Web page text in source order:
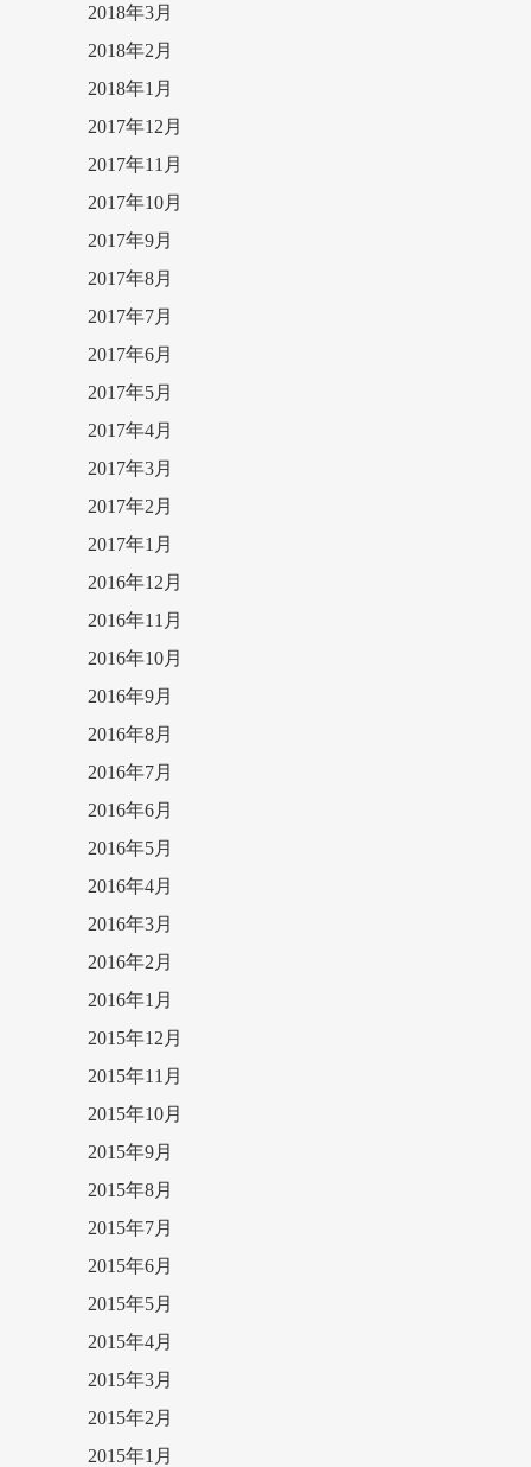
2018年3月
2018年2月
2018年1月
2017年12月
2017年11月
2017年10月
2017年9月
2017年8月
2017年7月
2017年6月
2017年5月
2017年4月
2017年3月
2017年2月
2017年1月
2016年12月
2016年11月
2016年10月
2016年9月
2016年8月
2016年7月
2016年6月
2016年5月
2016年4月
2016年3月
2016年2月
2016年1月
2015年12月
2015年11月
2015年10月
2015年9月
2015年8月
2015年7月
2015年6月
2015年5月
2015年4月
2015年3月
2015年2月
2015年1月